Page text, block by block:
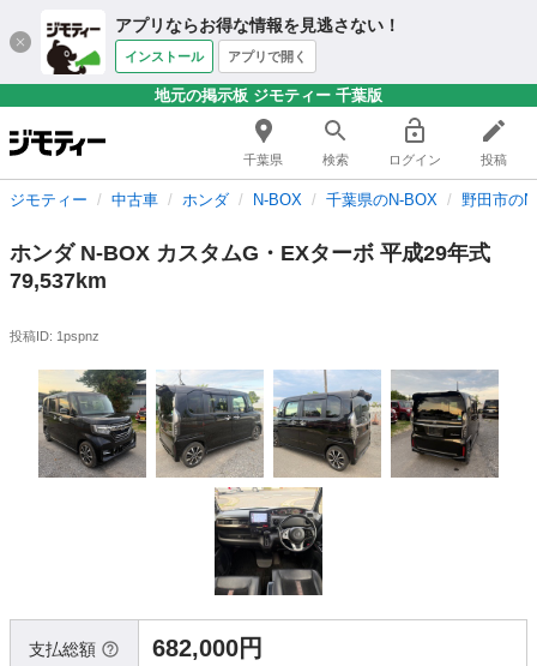
アプリならお得な情報を見逃さない！
インストール アプリで開く
地元の掲示板 ジモティー 千葉版
千葉県 検索 ログイン 投稿
ジモティー 中古車 ホンダ N-BOX 千葉県のN-BOX 野田市の
ホンダ N-BOX カスタムG・EXターボ 平成29年式
79,537km
投稿ID: 1pspnz
支払総額 682,000円